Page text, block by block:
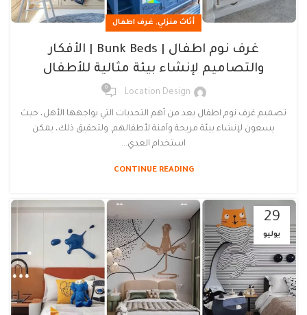
أثاث منزلي, غرف اطفال
غرف نوم اطفال | Bunk Beds | الأفكار
والتصاميم لإنشاء بيئة مثالية للأطفال
Location Design
0
تصميم غرف نوم اطفال يعد من أهم التحديات التي يواجهها الأهل، حيث
يسعون لإنشاء بيئة مريحة وآمنة لأطفالهم. ولتحقيق ذلك، يمكن
استخدام العدي...
CONTINUE READING
29
يوليو